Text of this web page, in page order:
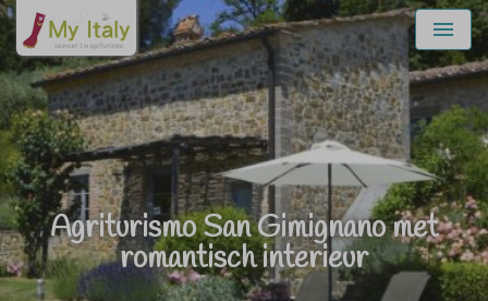
Menu
Agriturismo San Gimignano met
romantisch interieur